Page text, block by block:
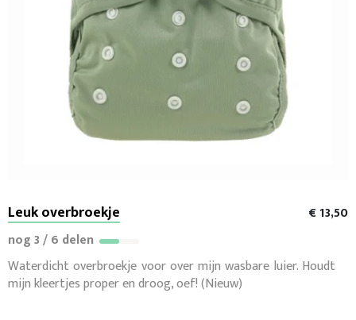
Leuk overbroekje
€ 13,50
nog 3 / 6 delen
Waterdicht overbroekje voor over mijn wasbare luier. Houdt
mijn kleertjes proper en droog, oef! (Nieuw)